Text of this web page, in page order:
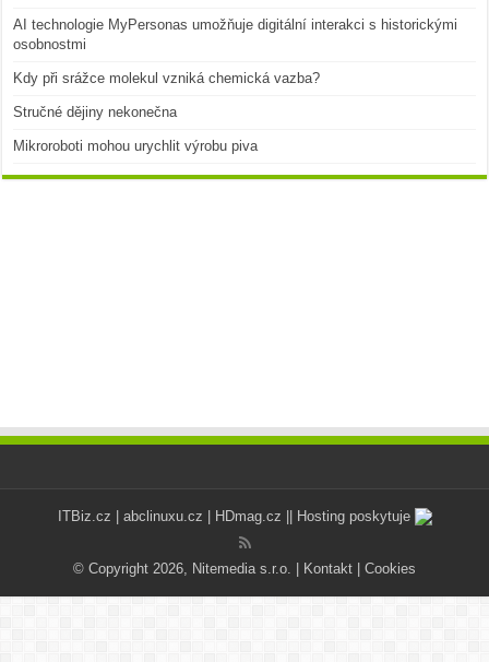
AI technologie MyPersonas umožňuje digitální interakci s historickými
osobnostmi
Kdy při srážce molekul vzniká chemická vazba?
Stručné dějiny nekonečna
Mikroroboti mohou urychlit výrobu piva
ITBiz.cz abclinuxu.cz HDmag.cz || Hosting poskytuje
© Copyright 2026, Nitemedia s.r.o. | Kontakt Cookies